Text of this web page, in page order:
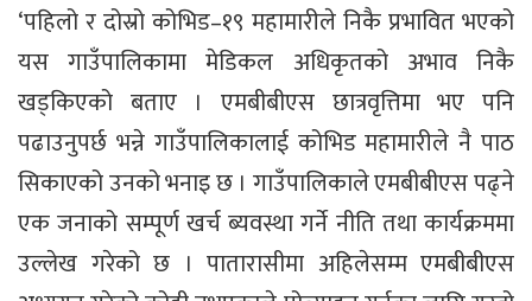
‘पहिलो र दोस्रो कोभिड–१९ महामारीले निकै प्रभावित भएको
यस गाउँपालिकामा मेडिकल अधिकृतको अभाव निकै
खड्किएको बताए । एमबीबीएस छात्रवृत्तिमा भए पनि
पढाउनुपर्छ भन्ने गाउँपालिकालाई कोभिड महामारीले नै पाठ
सिकाएको उनको भनाइ छ । गाउँपालिकाले एमबीबीएस पढ्ने
एक जनाको सम्पूर्ण खर्च ब्यवस्था गर्ने नीति तथा कार्यक्रममा
उल्लेख गरेको छ । पातारासीमा अहिलेसम्म एमबीबीएस